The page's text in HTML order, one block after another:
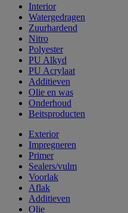
Interior
Watergedragen
Zuurhardend
Nitro
Polyester
PU Alkyd
PU Acrylaat
Additieven
Olie en was
Onderhoud
Beitsproducten
Exterior
Impregneren
Primer
Sealers/vulm
Voorlak
Aflak
Additieven
Olie